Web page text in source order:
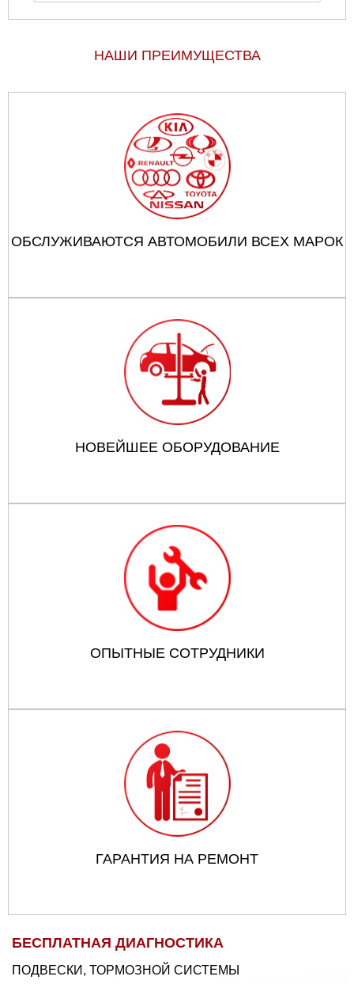
НАШИ ПРЕИМУЩЕСТВА
ОБСЛУЖИВАЮТСЯ АВТОМОБИЛИ ВСЕХ МАРОК
НОВЕЙШЕЕ ОБОРУДОВАНИЕ
ОПЫТНЫЕ СОТРУДНИКИ
ГАРАНТИЯ НА РЕМОНТ
БЕСПЛАТНАЯ ДИАГНОСТИКА
ПОДВЕСКИ, ТОРМОЗНОЙ СИСТЕМЫ